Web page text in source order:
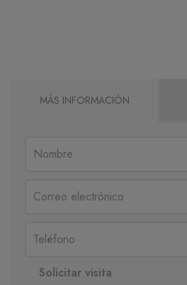
MÁS INFORMACIÓN
Solicitar visita